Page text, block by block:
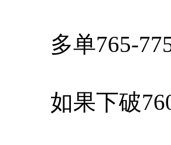
多单765-
如果下破